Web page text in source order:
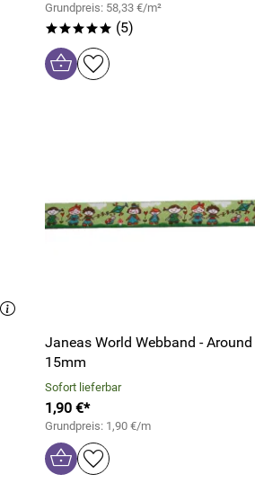
Grundpreis: 58,33 €/m²
***** (5)
Janeas World Webband -
15mm
Sofort lieferbar
1,90 €*
Grundpreis: 1,90 €/m